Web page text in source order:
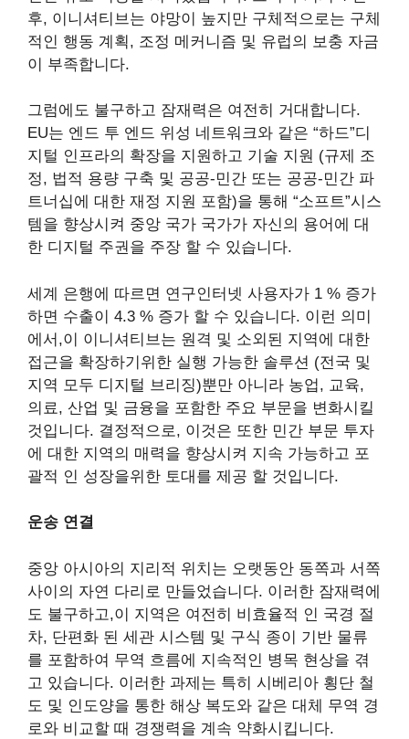
후, 이니셔티브는 야망이 높지만 구체적으로는 구체
적인 행동 계획, 조정 메커니즘 및 유럽의 보충 자금
이 부족합니다.
그럼에도 불구하고 잠재력은 여전히 ​​거대합니다.
EU는 엔드 투 엔드 위성 네트워크와 같은 “하드”디
지털 인프라의 확장을 지원하고 기술 지원 (규제 조
정, 법적 용량 구축 및 공공-민간 또는 공공-민간 파
트너십에 대한 재정 지원 포함)을 통해 “소프트”시스
템을 향상시켜 중앙 국가 국가가 자신의 용어에 대
한 디지털 주권을 주장 할 수 있습니다.
세계 은행에 따르면 연구인터넷 사용자가 1 % 증가
하면 수출이 4.3 % 증가 할 수 있습니다. 이런 의미
에서,이 이니셔티브는 원격 및 소외된 지역에 대한
접근을 확장하기위한 실행 가능한 솔루션 (전국 및
지역 모두 디지털 브리징)뿐만 아니라 농업, 교육,
의료, 산업 및 금융을 포함한 주요 부문을 변화시킬
것입니다. 결정적으로, 이것은 또한 민간 부문 투자
에 대한 지역의 매력을 향상시켜 지속 가능하고 포
괄적 인 성장을위한 토대를 제공 할 것입니다.
운송 연결
중앙 아시아의 지리적 위치는 오랫동안 동쪽과 서쪽
사이의 자연 다리로 만들었습니다. 이러한 잠재력에
도 불구하고,이 지역은 여전히 ​​비효율적 인 국경 절
차, 단편화 된 세관 시스템 및 구식 종이 기반 물류
를 포함하여 무역 흐름에 지속적인 병목 현상을 겪
고 있습니다. 이러한 과제는 특히 시베리아 횡단 철
도 및 인도양을 통한 해상 복도와 같은 대체 무역 경
로와 비교할 때 경쟁력을 계속 약화시킵니다.